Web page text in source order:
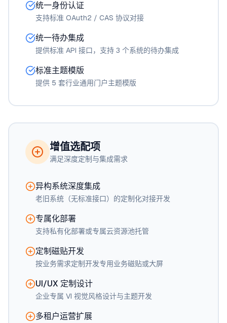
统一身份认证
支持标准 OAuth2 / CAS 协议对接
统一待办集成
提供标准 API 接口，支持 3 个系统的待办集成
标准主题模版
提供 5 套行业通用门户主题模版
增值选配项
满足深度定制与集成需求
异构系统深度集成
老旧系统（无标准接口）的定制化对接开发
专属化部署
支持私有化部署或专属云资源池托管
定制磁贴开发
按业务需求定制开发专用业务磁贴或大屏
UI/UX 定制设计
企业专属 VI 视觉风格设计与主题开发
多租户运营扩展